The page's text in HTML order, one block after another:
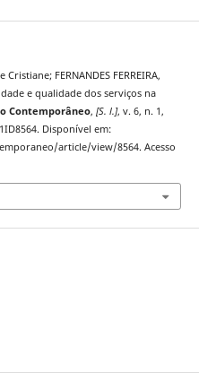
FERNANDES FERREIRA,
e qualidade dos serviços na
Contemporâneo, [S. l.], v. 6, n. 1,
Disponível em:
article/view/8564. Acesso